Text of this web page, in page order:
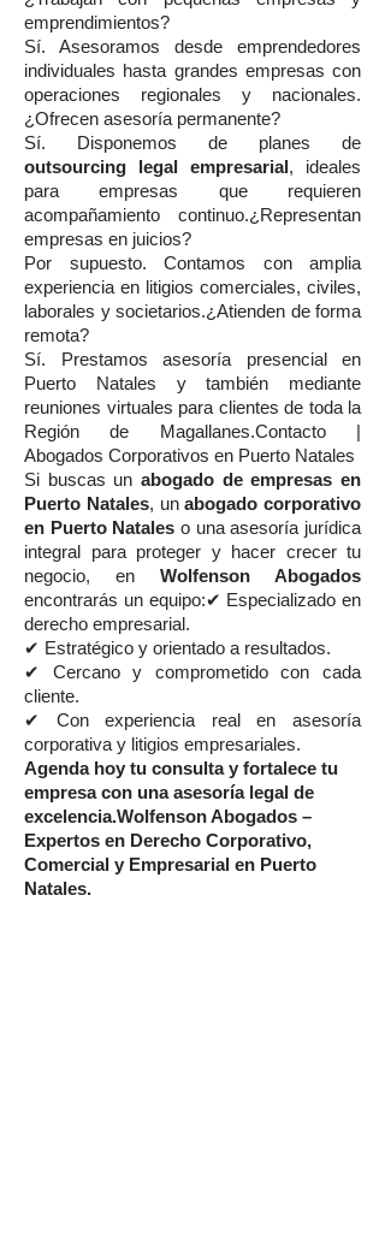
emprendimientos?
Sí. Asesoramos desde emprendedores
individuales hasta grandes empresas con
operaciones regionales y nacionales.
¿Ofrecen asesoría permanente?
Sí. Disponemos de planes de
outsourcing legal empresarial , ideales
para empresas que requieren
acompañamiento continuo.¿Representan
empresas en juicios?
Por supuesto. Contamos con amplia
experiencia en litigios comerciales, civiles,
laborales y societarios.¿Atienden de forma
remota?
Sí. Prestamos asesoría presencial en
Puerto Natales y también mediante
reuniones virtuales para clientes de toda la
Región de Magallanes.Contacto |
Abogados Corporativos en Puerto Natales
Si buscas un abogado de empresas en
Puerto Natales, unabogado corporativo
en Puerto Natales o una asesoría jurídica
integral para proteger y hacer crecer tu
negocio, en Wolfenson Abogados
encontrarás un equipo:✔ Especializado en
derecho empresarial.
✔ Estratégico y orientado a resultados.
✔ Cercano y comprometido con cada
cliente.
✔ Con experiencia real en asesoría
corporativa y litigios empresariales.
Agenda hoy tu consulta y fortalece tu
empresa con una asesoría legal de
excelencia.Wolfenson Abogados –
Expertos en Derecho Corporativo,
Comercial y Empresarial en Puerto
Natales.